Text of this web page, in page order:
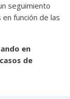
seguimiento
función de las
en
de